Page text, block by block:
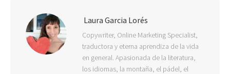
Laura Garcia Lorés
Copywriter, Online Marketing Specialist,
traductora y eterna aprendiza de la vida
en general. Apasionada de la literatura,
los idiomas, la montaña, el pádel, el